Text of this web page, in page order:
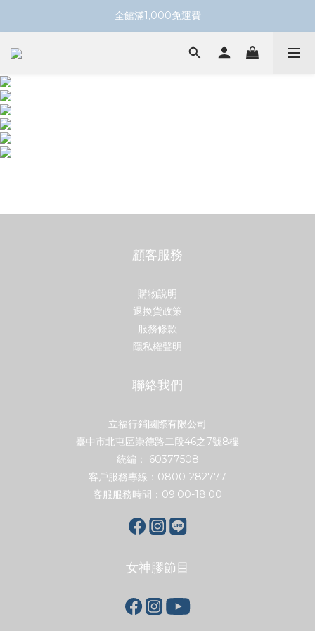
全館滿1,000免運費
顧客服務
購物說明
退換貨政策
服務條款
隱私權聲明
聯絡我們
立福行銷國際有限公司
臺中市北屯區崇德路二段46之7號8樓
統編： 60377508
客戶服務專線：0800-282777
客服服務時間：09:00-18:00
女神膠節目